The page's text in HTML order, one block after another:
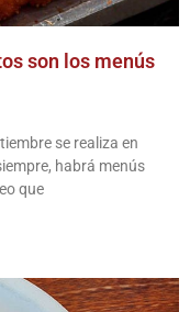
son los menús
se realiza en
habrá menús
que